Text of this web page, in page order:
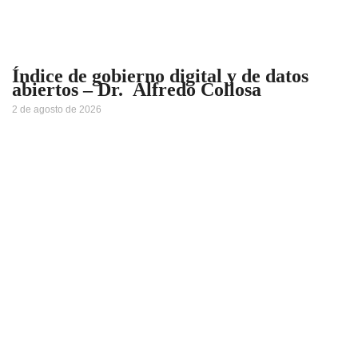
Índice de gobierno digital y de datos
abiertos – Dr. Alfredo Collosa
2 de agosto de 2026